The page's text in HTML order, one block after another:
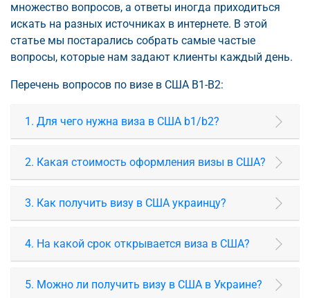
множество вопросов, а ответы иногда приходиться
искать на разных источниках в интернете. В этой
статье мы постарались собрать самые частые
вопросы, которые нам задают клиенты каждый день.
Перечень вопросов по визе в США B1-B2:
1. Для чего нужна виза в США b1/b2?
2. Какая стоимость оформления визы в США?
3. Как получить визу в США украинцу?
4. На какой срок открывается виза в США?
5. Можно ли получить визу в США в Украине?